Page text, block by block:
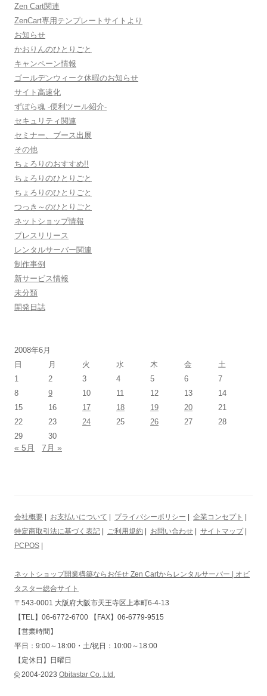
Zen Cart関連
ZenCart専用テンプレートサイトより
お知らせ
かおりんのひとりごと
キャンペーン情報
ゴールデンウィーク休暇のお知らせ
サイト高速化
ずぼら魂 -便利ツール紹介-
セキュリティ関連
セミナー、ブース出展
その他
ちょろりのおすすめ!!
ちょろりのひとりごと
ちょろりのひとりごと
つっき～のひとりごと
ネットショップ情報
プレスリリース
レンタルサーバー関連
制作事例
新サービス情報
未分類
開発日誌
2008年6月
日
月 火 水 木 金
土
1
2 3 4 5 6
7
8
9 10 11 12 13
14
15
16 17 18 19 20
21
22
23 24 25 26 27
28
29
30
« 5月 7月 »
会社概要 お支払いについて プライバシーポリシー 企業コンセプト
特定商取引法に基づく表記
ご利用規約 お問い合わせ サイトマップ|
PCPOS
ネットショップ開業構築ならお任せ Zen Cartからレンタルサーバー | オビ
タスター総合サイト
〒543-0001 大阪府大阪市天王寺区上本町6-4-13
【TEL】06-6772-6700 【FAX】06-6779-9515
【営業時間】
平日：9:00～18:00・土/祝日：10:00～18:00
【定休日】日曜日
© 2004-2023 Obitastar Co.,Ltd.